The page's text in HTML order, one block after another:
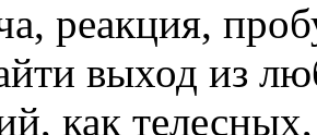
реакция,
выход из
как